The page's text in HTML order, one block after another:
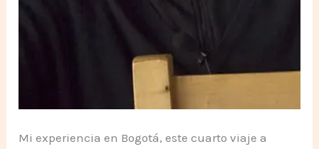
Mi experiencia en Bogotá, este cuarto viaje a